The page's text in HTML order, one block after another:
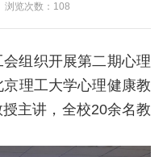
览次数： 108
组织开展第二期心理
理工大学心理健康教
主讲，全校20余名教